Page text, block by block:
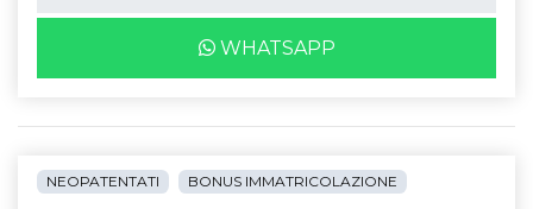
WHATSAPP
NEOPATENTATI BONUS IMMATRICOLAZIONE